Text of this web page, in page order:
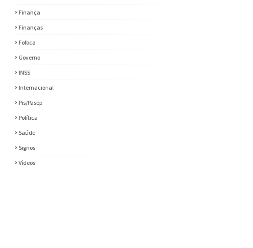
Finança
Finanças
Fofoca
Governo
INSS
Internacional
Pis/Pasep
Política
Saúde
Signos
Vídeos